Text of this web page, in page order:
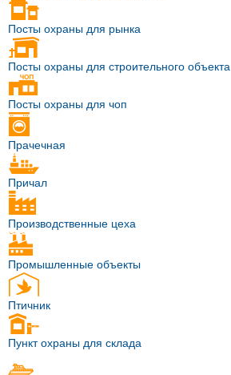
Посты охраны для рынка
Посты охраны для строительного объекта
Посты охраны для чоп
Прачечная
Причал
Производственные цеха
Промышленные объекты
Птичник
Пункт охраны для склада